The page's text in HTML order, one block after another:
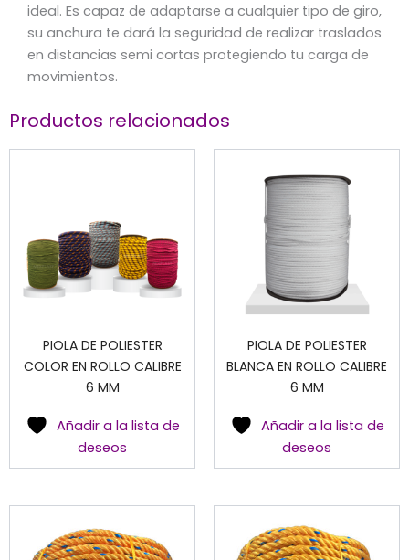
ideal. Es capaz de adaptarse a cualquier tipo de giro,
su anchura te dará la seguridad de realizar traslados
en distancias semi cortas protegiendo tu carga de
movimientos.
Productos relacionados
PIOLA DE POLIESTER
COLOR EN ROLLO CALIBRE
6 MM
Añadir a la lista de
deseos
PIOLA DE POLIESTER
BLANCA EN ROLLO CALIBRE
6 MM
Añadir a la lista de
deseos